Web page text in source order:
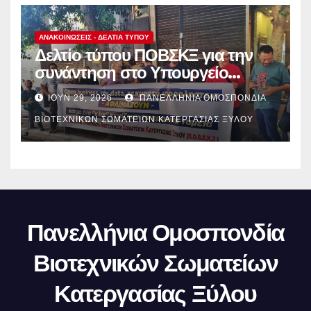
ΑΝΑΚΟΙΝΏΣΕΙΣ - ΔΕΛΤΊΑ ΤΎΠΟΥ
Δελτίο τύπου ΠΟΒΣΚΞ για την
συνάντηση στο Υπουργείο
Ανάπτυξης.
ΙΟΎΝ 29, 2026 ΠΑΝΕΛΛΉΝΙΑ ΟΜΟΣΠΟΝΔΊΑ
ΒΙΟΤΕΧΝΙΚΏΝ ΣΩΜΑΤΕΊΩΝ ΚΑΤΕΡΓΑΣΊΑΣ ΞΎΛΟΥ
Πανελλήνια Ομοσπονδία
Βιοτεχνικών Σωματείων
Κατεργασίας Ξύλου